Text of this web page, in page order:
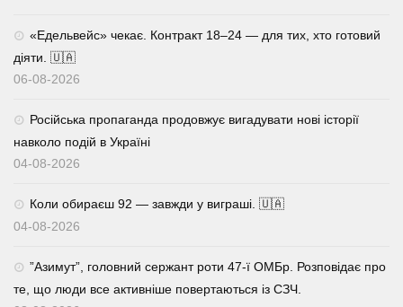
«Едельвейс» чекає. Контракт 18–24 — для тих, хто готовий
діяти. 🇺🇦
06-08-2026
Російська пропаганда продовжує вигадувати нові історії
навколо подій в Україні
04-08-2026
Коли обираєш 92 — завжди у виграші. 🇺🇦
04-08-2026
⁨”Азимут”, головний сержант роти 47-ї ОМБр. Розповідає про
те, що люди все активніше повертаються із СЗЧ.